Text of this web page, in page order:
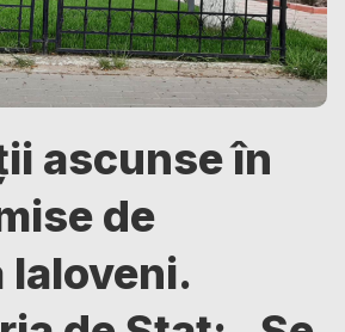
ascunse în
de
Ialoveni.